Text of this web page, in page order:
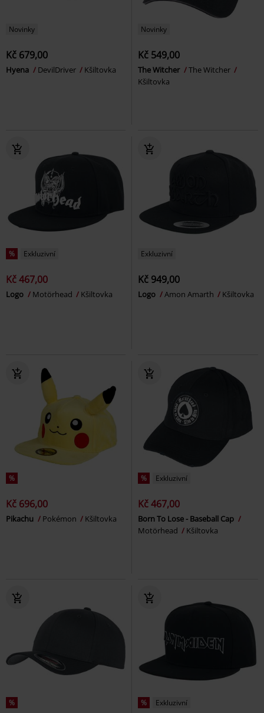
Novinky
Kč 679,00
Hyena DevilDriver Kšiltovka
Novinky
Kč 549,00
The Witcher
The Witcher
Kšiltovka
% Exkluzivní
Kč 467,00
Logo Motörhead Kšiltovka
Exkluzivní
Kč 949,00
Logo Amon Amarth Kšiltovka
%
Kč 696,00
Pikachu Pokémon Kšiltovka
% Exkluzivní
Kč 467,00
Born To Lose - Baseball Cap
Motörhead
Kšiltovka
% % Exkluzivní